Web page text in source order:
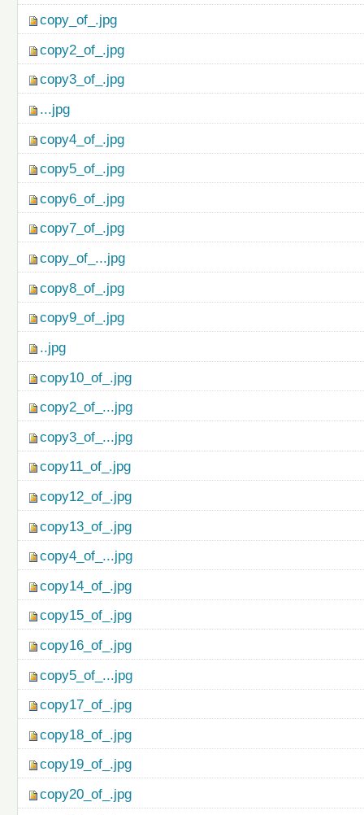
copy_of_.jpg
copy2_of_.jpg
copy3_of_.jpg
...jpg
copy4_of_.jpg
copy5_of_.jpg
copy6_of_.jpg
copy7_of_.jpg
copy_of_...jpg
copy8_of_.jpg
copy9_of_.jpg
..jpg
copy10_of_.jpg
copy2_of_...jpg
copy3_of_...jpg
copy11_of_.jpg
copy12_of_.jpg
copy13_of_.jpg
copy4_of_...jpg
copy14_of_.jpg
copy15_of_.jpg
copy16_of_.jpg
copy5_of_...jpg
copy17_of_.jpg
copy18_of_.jpg
copy19_of_.jpg
copy20_of_.jpg